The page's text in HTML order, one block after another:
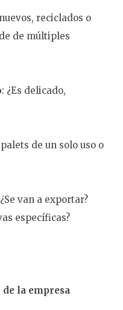
reciclados o
de múltiples
: ¿Es delicado,
palets de un solo uso o
van a exportar?
específicas?
la empresa